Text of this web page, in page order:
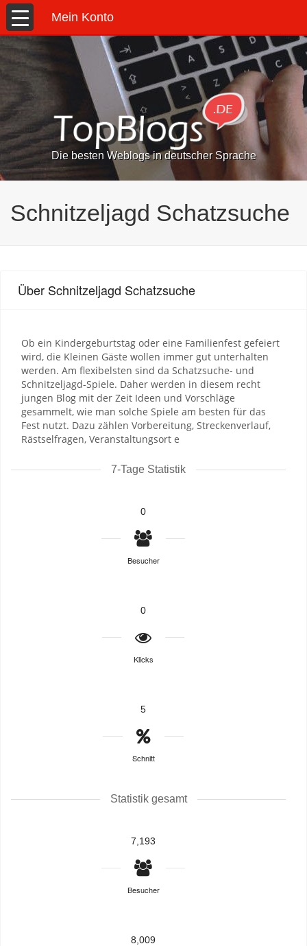
Mein Konto
Die besten Weblogs in deutscher Sprache
Schnitzeljagd Schatzsuche
Über Schnitzeljagd Schatzsuche
Ob ein Kindergeburtstag oder eine Familienfest gefeiert
wird, die Kleinen Gäste wollen immer gut unterhalten
werden. Am flexibelsten sind da Schatzsuche- und
Schnitzeljagd-Spiele. Daher werden in diesem recht
jungen Blog mit der Zeit Ideen und Vorschläge
gesammelt, wie man solche Spiele am besten für das
Fest nutzt. Dazu zählen Vorbereitung, Streckenverlauf,
Rästselfragen, Veranstaltungsort e
7-Tage Statistik
0
Besucher
0
Klicks
5
Schnitt
Statistik gesamt
7,193
Besucher
8,009